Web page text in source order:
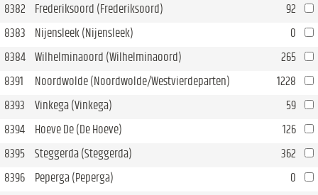
8382 Frederiksoord (Frederiksoord)
92
8383
Nijensleek (Nijensleek)
0
8384
Wilhelminaoord (Wilhelminaoord)
265
8391
Noordwolde (Noordwolde/Westvierdeparten)
1228
8393
Vinkega (Vinkega)
59
8394
Hoeve De (De Hoeve)
126
8395
Steggerda (Steggerda)
362
8396
Peperga (Peperga)
0